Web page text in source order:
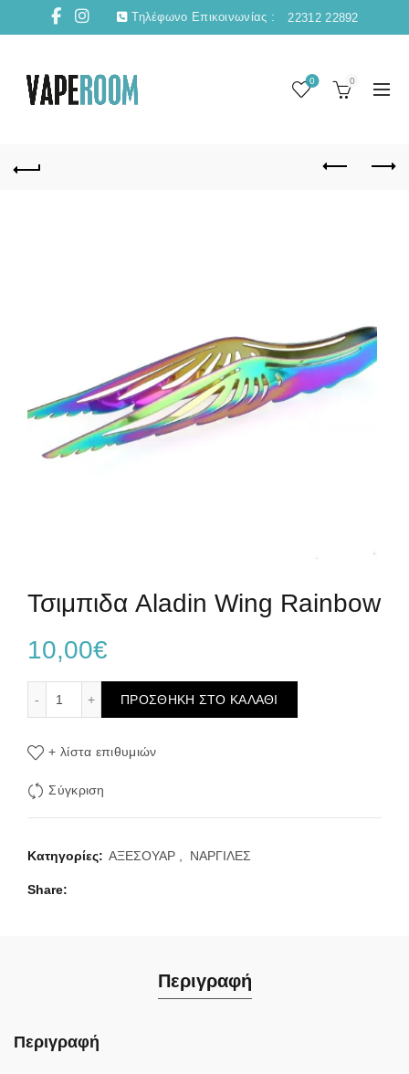
Τηλέφωνο Επικοινωνίας : 22312 22892
0 0
Τσιμπιδα Aladin Wing Rainbow
10,00€
ΠΡΟΣΘΉΚΗ ΣΤΟ ΚΑΛΆΘΙ
+ λίστα επιθυμιών
Σύγκριση
Κατηγορίες: ΑΞΕΣΟΥΑΡ ΝΑΡΓΙΛΕΣ
Share
Περιγραφή
Περιγραφή